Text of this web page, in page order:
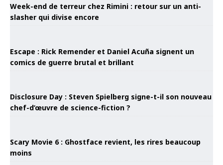
Week-end de terreur chez Rimini : retour sur un anti-
slasher qui divise encore
Escape : Rick Remender et Daniel Acuña signent un
comics de guerre brutal et brillant
Disclosure Day : Steven Spielberg signe-t-il son nouveau
chef-d’œuvre de science-fiction ?
Scary Movie 6 : Ghostface revient, les rires beaucoup
moins